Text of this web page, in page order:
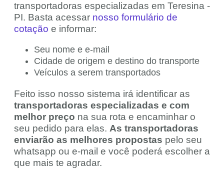
transportadoras especializadas em Teresina -
PI. Basta acessar nosso formulário de
cotação e informar:
Seu nome e e-mail
Cidade de origem e destino do transporte
Veículos a serem transportados
Feito isso nosso sistema irá identificar as
transportadoras especializadas e com
melhor preço na sua rota e encaminhar o
seu pedido para elas. As transportadoras
enviarão as melhores propostas pelo seu
whatsapp ou e-mail e você poderá escolher a
que mais te agradar.